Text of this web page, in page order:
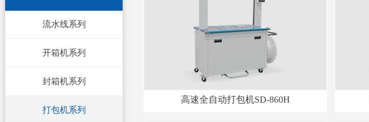
高速全自动打包机SD-860H
流水线系列
开箱机系列
封箱机系列
打包机系列